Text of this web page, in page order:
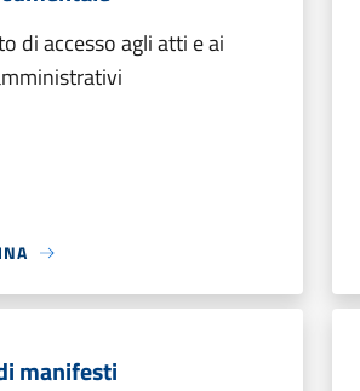
di accesso agli atti e ai
manifesti